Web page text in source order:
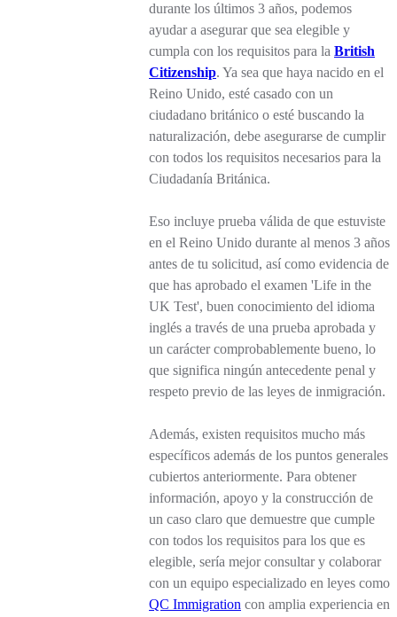
durante los últimos 3 años, podemos
ayudar a asegurar que sea elegible y
cumpla con los requisitos para la British
Citizenship. Ya sea que haya nacido en el
Reino Unido, esté casado con un
ciudadano británico o esté buscando la
naturalización, debe asegurarse de cumplir
con todos los requisitos necesarios para la
Ciudadanía Británica.
Eso incluye prueba válida de que estuviste
en el Reino Unido durante al menos 3 años
antes de tu solicitud, así como evidencia de
que has aprobado el examen 'Life in the
UK Test', buen conocimiento del idioma
inglés a través de una prueba aprobada y
un carácter comprobablemente bueno, lo
que significa ningún antecedente penal y
respeto previo de las leyes de inmigración.
Además, existen requisitos mucho más
específicos además de los puntos generales
cubiertos anteriormente. Para obtener
información, apoyo y la construcción de
un caso claro que demuestre que cumple
con todos los requisitos para los que es
elegible, sería mejor consultar y colaborar
con un equipo especializado en leyes como
QC Immigration con amplia experiencia en